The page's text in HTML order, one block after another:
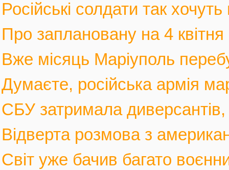
Російські солдати так
Про заплановану на 4
Вже місяць Маріуполь
Думаєте, російська армія
СБУ затримала диверсантів,
Відверта розмова з
Світ уже бачив багато